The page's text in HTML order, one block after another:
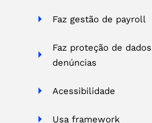
Faz gestão de payroll
Faz proteção de
denúncias
Acessibilidade
Usa framework